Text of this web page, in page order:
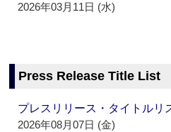
2026年03月11日 (水)
Press Release Title List
プレスリリース・タイトル
2026年08月07日 (金)